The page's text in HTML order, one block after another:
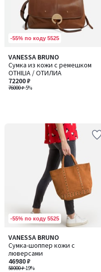
-55% по коду 5525
VANESSA BRUNO
Сумка из кожи с ремешком
OTHILIA / ОТИЛИА
76000 ₽-5%
72200 ₽
-55% по коду 5525
VANESSA BRUNO
Сумка-шоппер кожи с
люверсами
58000 ₽-19%
46980 ₽